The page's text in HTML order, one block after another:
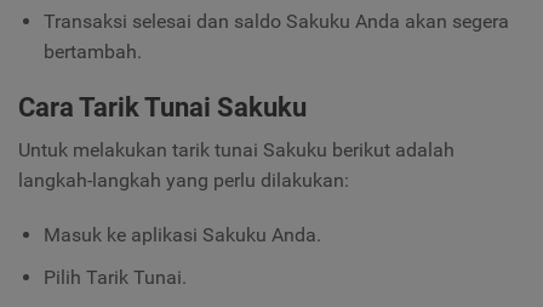
Transaksi selesai dan saldo Sakuku Anda akan segera
bertambah.
Cara Tarik Tunai Sakuku
Untuk melakukan tarik tunai Sakuku berikut adalah
langkah-langkah yang perlu dilakukan:
Masuk ke aplikasi Sakuku Anda.
Pilih Tarik Tunai.